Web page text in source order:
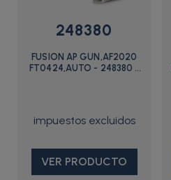
248380
FUSION AP GUN,AF2020
FT0424,AUTO - 248380 -
VER PRODUCTO